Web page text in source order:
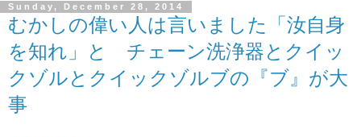
Sunday, December 28, 2014
むかしの偉い人は言いました「汝自身
を知れ」と チェーン洗浄器とクイッ
クゾルとクイックゾルブの『ブ』が大
事